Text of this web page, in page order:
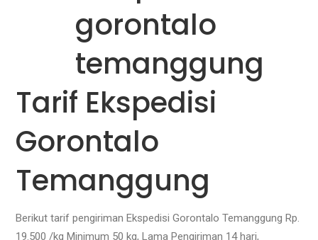
Tarif Ekspedisi
Gorontalo
Temanggung
Berikut tarif pengiriman Ekspedisi Gorontalo Temanggung Rp.
19.500 /kg Minimum 50 kg, Lama Pengiriman 14 hari,